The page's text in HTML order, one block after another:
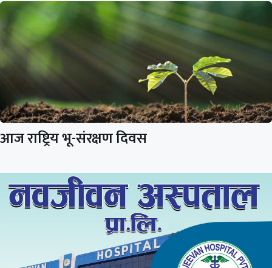
आज राष्ट्रिय भू-संरक्षण दिवस